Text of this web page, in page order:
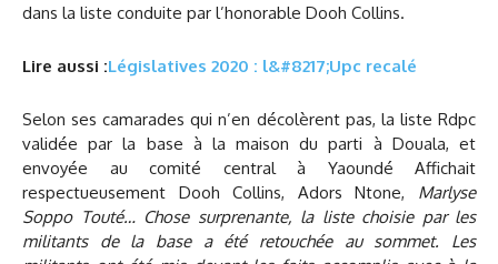
dans la liste conduite par l’honorable Dooh Collins.
Lire aussi :Législatives 2020 : l&#8217;Upc recalé
Selon ses camarades qui n’en décolèrent pas, la liste Rdpc
validée par la base à la maison du parti à Douala, et
envoyée au comité central à Yaoundé Affichait
respectueusement Dooh Collins, Adors Ntone, Marlyse
Soppo Touté… Chose surprenante, la liste choisie par les
militants de la base a été retouchée au sommet. Les